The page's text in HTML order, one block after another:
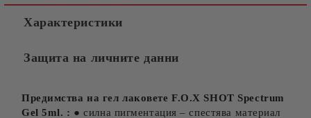
Ние ще се свържем с вас в рамките на работния ден.
Характеристики
Защита на личните данни
Предимства на гел лаковете F.O.X SHOT Spectrum
Gel 5ml. : ● силна пигментация – спестява материал